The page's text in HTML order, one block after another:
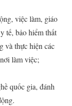
việc làm, giáo
tế, bảo hiểm thất
và thực hiện các
làm việc;
quốc gia, đánh